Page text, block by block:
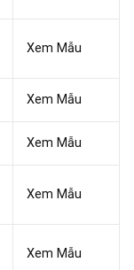
Xem Mẫu
Xem Mẫu
Xem Mẫu
Xem Mẫu
Xem Mẫu